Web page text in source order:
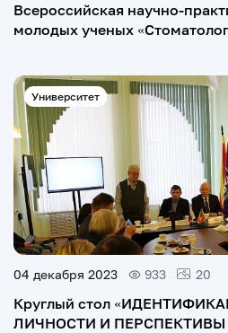
Всероссийская научно-
молодых ученых
Университет
04 декабря 2023 933 20
Круглый стол
ЛИЧНОСТИ И ПЕРСПЕКТИВЫ